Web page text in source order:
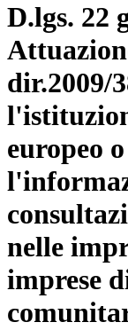
D.lgs. 22
dir.2009/
europeo
nelle
imprese